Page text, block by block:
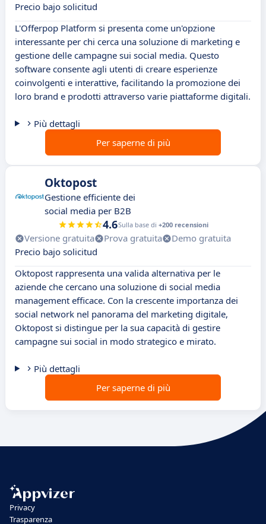
Precio bajo solicitud
L'Offerpop Platform si presenta come un'opzione
interessante per chi cerca una soluzione di marketing e
gestione delle campagne sui social media. Questo
software consente agli utenti di creare esperienze
coinvolgenti e interattive, facilitando la promozione dei
loro brand e prodotti attraverso varie piattaforme digitali.
Più dettagli
Per saperne di più
Oktopost
Gestione efficiente dei
social media per B2B
4.6Sulla base di +200 recensioni
Versione gratuita Prova gratuita
Demo gratuita
Precio bajo solicitud
Oktopost rappresenta una valida alternativa per le
aziende che cercano una soluzione di social media
management efficace. Con la crescente importanza dei
social network nel panorama del marketing digitale,
Oktopost si distingue per la sua capacità di gestire
campagne sui social in modo strategico e mirato.
Più dettagli
Per saperne di più
Privacy
Trasparenza